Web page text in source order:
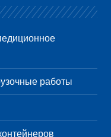
работы